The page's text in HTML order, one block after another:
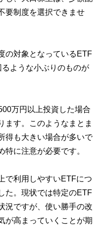
要制度を選択できませ
の対象となっているETF
ような小ぶりのものが
万円以上投資した場合
ます。このようなまとま
得も大きい場合が多いで
特に注意が必要です。
で利用しやすいETFにつ
た。現状では特定のETF
況ですが、使い勝手の改
が高まっていくことが期